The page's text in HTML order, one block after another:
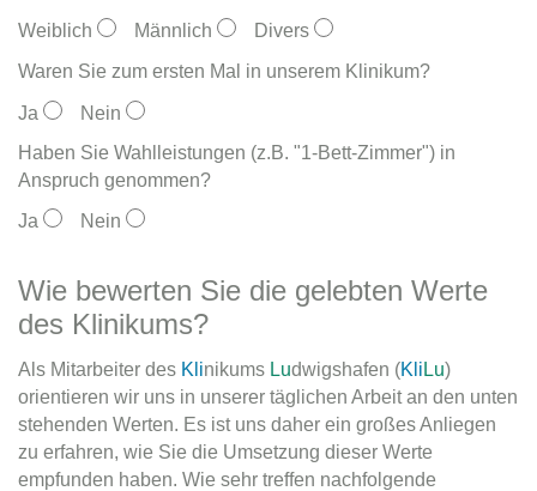
Weiblich Männlich Divers
Waren Sie zum ersten Mal in unserem Klinikum?
Ja
Nein
Haben Sie Wahlleistungen (z.B. "1-Bett-Zimmer") in
Anspruch genommen?
Ja Nein
Wie bewerten Sie die gelebten Werte
des Klinikums?
Als Mitarbeiter des Klinikums Ludwigshafen (Kli Lu)
orientieren wir uns in unserer täglichen Arbeit an den unten
stehenden Werten. Es ist uns daher ein großes Anliegen
zu erfahren, wie Sie die Umsetzung dieser Werte
empfunden haben. Wie sehr treffen nachfolgende